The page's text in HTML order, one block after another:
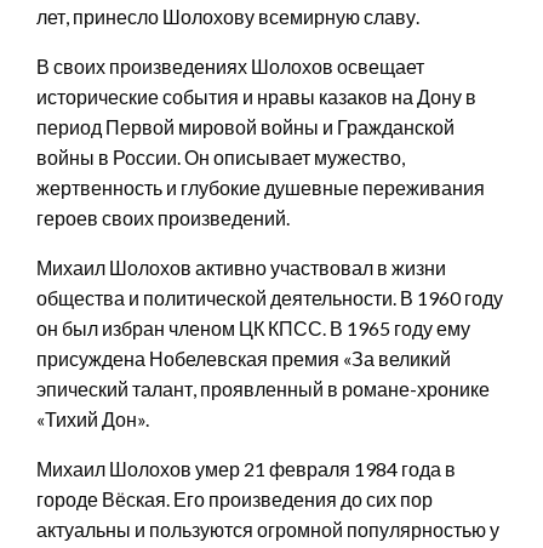
лет, принесло Шолохову всемирную славу.
В своих произведениях Шолохов освещает
исторические события и нравы казаков на Дону в
период Первой мировой войны и Гражданской
войны в России. Он описывает мужество,
жертвенность и глубокие душевные переживания
героев своих произведений.
Михаил Шолохов активно участвовал в жизни
общества и политической деятельности. В 1960 году
он был избран членом ЦК КПСС. В 1965 году ему
присуждена Нобелевская премия «За великий
эпический талант, проявленный в романе-хронике
«Тихий Дон».
Михаил Шолохов умер 21 февраля 1984 года в
городе Вёская. Его произведения до сих пор
актуальны и пользуются огромной популярностью у